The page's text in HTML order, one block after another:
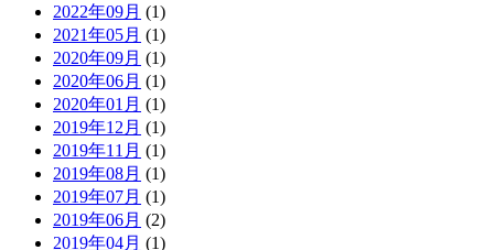
2022年09月 (1)
2021年05月 (1)
2020年09月 (1)
2020年06月 (1)
2020年01月 (1)
2019年12月 (1)
2019年11月 (1)
2019年08月 (1)
2019年07月 (1)
2019年06月 (2)
2019年04月 (1)